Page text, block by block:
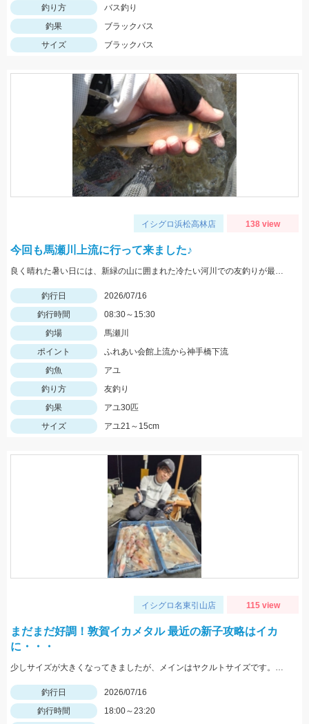
釣り方
バス釣り
釣果
ブラックバス
サイズ
ブラックバス
イシグロ浜松高林店 138 view
今回も馬瀬川上流に行って来ました♪
良く晴れた暑い日には、新緑の山に囲まれた冷たい河川での友釣りが最高です♪
釣行日
2026/07/16
釣行時間
08:30～15:30
釣場
馬瀬川
ポイント
ふれあい会館上流から神手橋下流
釣魚
アユ
釣り方
友釣り
釣果
アユ30匹
サイズ
アユ21～15cm
イシグロ名東引山店 115 view
まだまだ好調！敦賀イカメタル 最近の新子攻略はイカ
に・・・
少しサイズが大きくなってきましたが、メインはヤクルトサイズです。アタリの小ささがネックとなりますので、高感度系ロッドや手数を増やしてより強いアタリがでるようにカラーローテーションは必須ですよ♪
釣行日
2026/07/16
釣行時間
18:00～23:20